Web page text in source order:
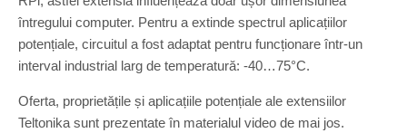
întregului computer. Pentru a extinde spectrul aplicațiilor
potențiale, circuitul a fost adaptat pentru funcționare într-un
interval industrial larg de temperatură: -40…75°C.
Oferta, proprietățile și aplicațiile potențiale ale extensiilor
Teltonika sunt prezentate în materialul video de mai jos.